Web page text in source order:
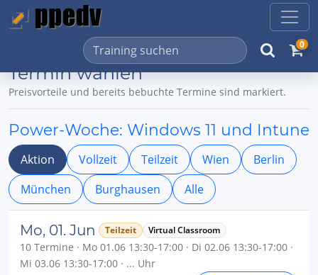
0
Termin wählen
Preisvorteile und bereits bebuchte Termine sind markiert.
Power-Woche: Windows 11 und Intune
Aktion Vollzeit Teilzeit Wien
Berlin
München
Burghausen Alle
Mo, 01. Jun Teilzeit Virtual Classroom
10 Termine · Mo 01.06 13:30-17:00 · Di 02.06 13:30-17:00 ·
Mi 03.06 13:30-17:00 · ... Uhr